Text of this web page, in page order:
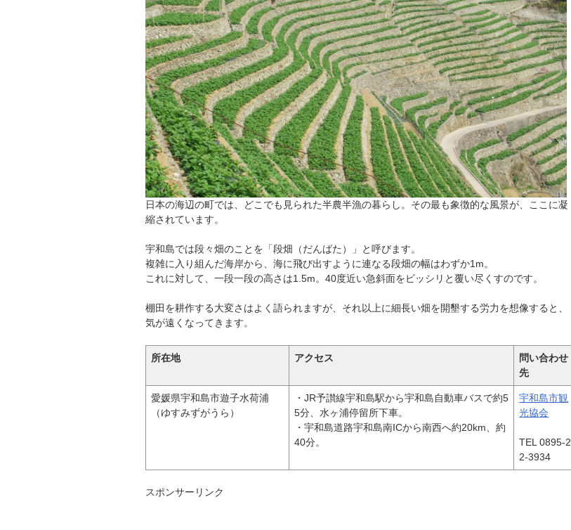
日本の海辺の町では、どこでも見られた半農半漁の暮らし。その最も象徴的な風景が、ここに凝
縮されています。
宇和島では段々畑のことを「段畑（だんばた）」と呼びます。
複雑に入り組んだ海岸から、海に飛び出すように連なる段畑の幅はわずか1m。
これに対して、一段一段の高さは1.5m。40度近い急斜面をビッシリと覆い尽くすのです。
棚田を耕作する大変さはよく語られますが、それ以上に細長い畑を開墾する労力を想像すると、
気が遠くなってきます。
所在地 アクセス
問い合わせ
先
愛媛県宇和島市遊子水荷浦
（ゆすみずがうら）
・JR予讃線宇和島駅から宇和島自動車バスで約5
5分、水ヶ浦停留所下車。
・宇和島道路宇和島南ICから南西へ約20km、約
40分。
宇和島市観
光協会
TEL 0895-2
2-3934
スポンサーリンク